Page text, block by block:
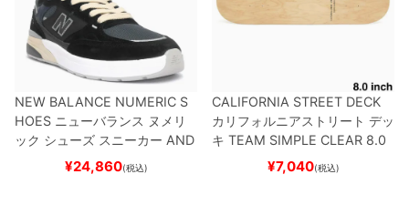
NEW BALANCE NUMERIC S
HOES ニューバランス ヌメリ
ック シューズ スニーカー AND
REW REYNOLDS 933
BLACK/NAVY
スケートボ
¥24,860(税込)
CALIFORNIA STREET DECK
カリフォルニアストリート デッ
キ TEAM SIMPLE CLEAR 8.0
ブランク（DSM）
ード スケボー
¥7,040(税込)